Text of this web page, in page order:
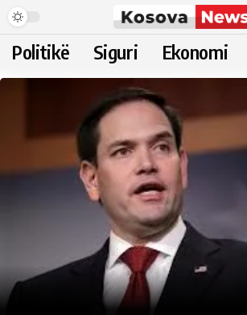
Politikë Siguri Ekonomi